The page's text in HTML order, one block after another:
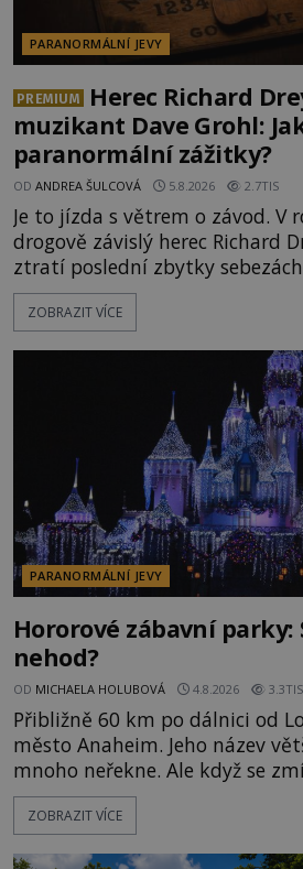
PARANORMÁLNÍ JEVY
PREMIUM
Herec Richard
muzikant Dave Grohl:
paranormální zážitky?
OD ANDREA ŠULCOVÁ 5.8.2026 2.7TIS
Je to jízda s větrem o závod. V
drogově závislý herec Richard
ztratí poslední zbytky
po silnicích ve svém mercedesu
řetězu. Vše vyvrcholí
následně nalezne schovaný
momentem se slavnému
ZOBRAZIT VÍCE
PARANORMÁLNÍ JEVY
Hororové zábavní
nehod?
OD MICHAELA HOLUBOVÁ 4.8.2026 3.3TIS
Přibližně 60 km po dálnici od
město Anaheim. Jeho název
mnoho neřekne. Ale když se
Disneyland, je hned jasno. Zábavní park vyroste na
poklidném místě bývalého
ZOBRAZIT VÍCE